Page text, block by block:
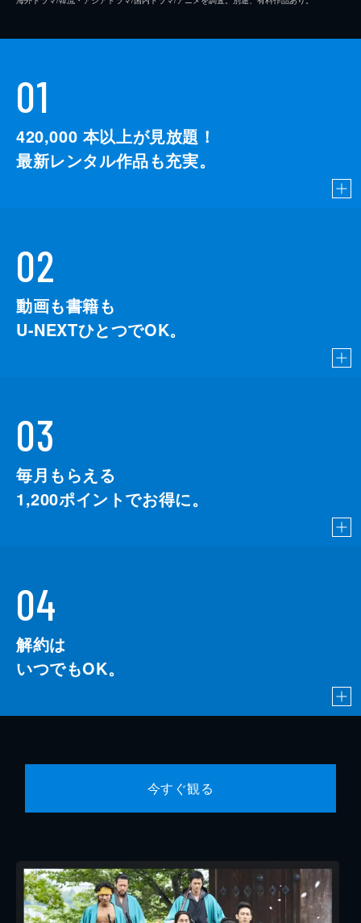
01
420,000 本以上が見放題！
最新レンタル作品も充実。
02
動画も書籍も
U-NEXTひとつでOK。
03
毎月もらえる
1,200ポイントでお得に。
04
解約は
いつでもOK。
今すぐ観る